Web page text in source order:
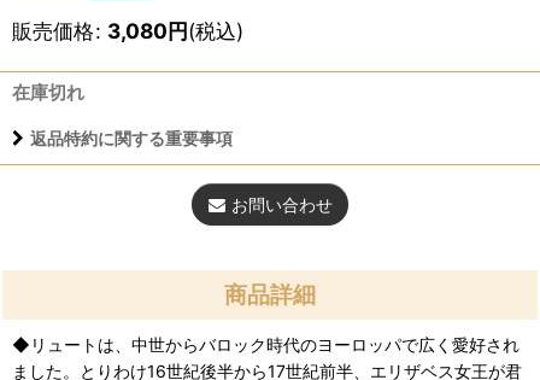
販売価格: 3,080円(税込)
在庫切れ
返品特約に関する重要事項
お問い合わせ
商品詳細
◆リュートは、中世からバロック時代のヨーロッパで広く愛好され
ました。とりわけ16世紀後半から17世紀前半、エリザベス女王が君